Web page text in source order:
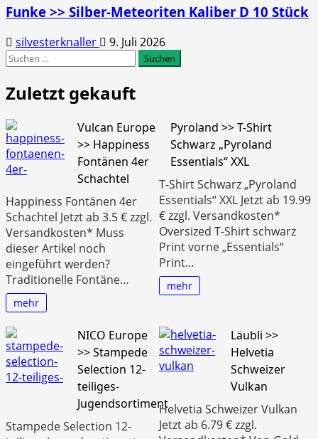
Funke >> Silber-Meteoriten Kaliber D 10 Stück
silvesterknaller
9. Juli 2026
Suchen
Zuletzt gekauft
Vulcan Europe
>> Happiness
Fontänen 4er
Schachtel
Happiness Fontänen 4er
Schachtel Jetzt ab 3.5 € zzgl.
Versandkosten* Muss
dieser Artikel noch
eingeführt werden?
Traditionelle Fontäne…
mehr
Pyroland >> T-Shirt
Schwarz „Pyroland
Essentials“ XXL
T-Shirt Schwarz „Pyroland
Essentials“ XXL Jetzt ab 19.99
€ zzgl. Versandkosten*
Oversized T-Shirt schwarz
Print vorne „Essentials“
Print…
mehr
NICO Europe
>> Stampede
Selection 12-
teiliges-
Jugendsortiment
Stampede Selection 12-
Läubli >>
Helvetia
Schweizer
Vulkan
Helvetia Schweizer Vulkan
Jetzt ab 6.79 € zzgl.